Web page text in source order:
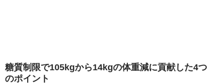
糖質制限で105kgから14kgの体重減に貢献した4つ
のポイント